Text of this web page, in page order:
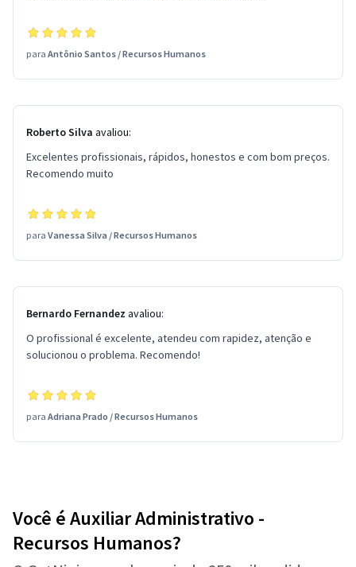
para Antônio Santos /Recursos Humanos
Roberto Silva avaliou:
Excelentes profissionais, rápidos, honestos e com bom preços.
Recomendo muito
para Vanessa Silva /Recursos Humanos
Bernardo Fernandez avaliou:
O profissional é excelente, atendeu com rapidez, atenção e
solucionou o problema. Recomendo!
para Adriana Prado /Recursos Humanos
Você é Auxiliar Administrativo -
Recursos Humanos?